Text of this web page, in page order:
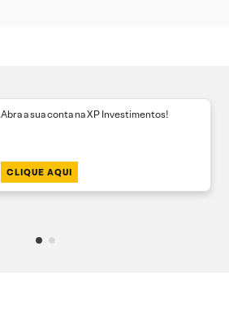
Abra a sua conta na XP Investimentos!
CLIQUE AQUI